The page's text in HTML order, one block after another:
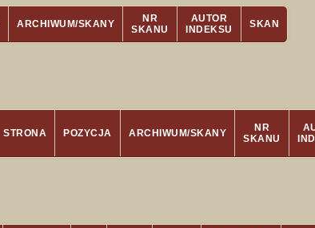
ARCHIWUM/SKANY
NR
SKANU
AUTOR
INDEKSU
SKAN
STRONA POZYCJA ARCHIWUM/SKANY
NR
SKANU